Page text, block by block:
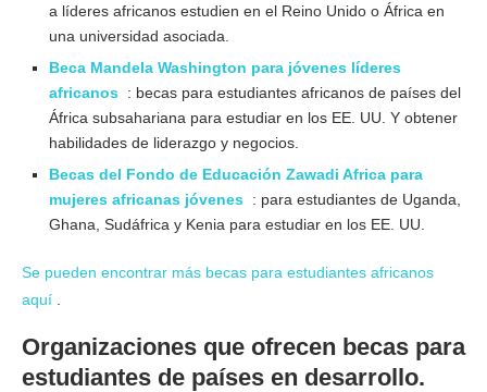
a líderes africanos estudien en el Reino Unido o África en
una universidad asociada.
Beca Mandela Washington para jóvenes líderes
africanos : becas para estudiantes africanos de países del
África subsahariana para estudiar en los EE. UU. Y obtener
habilidades de liderazgo y negocios.
Becas del Fondo de Educación Zawadi Africa para
mujeres africanas jóvenes : para estudiantes de Uganda,
Ghana, Sudáfrica y Kenia para estudiar en los EE. UU.
Se pueden encontrar más becas para estudiantes africanos
aquí
Organizaciones que ofrecen becas para
estudiantes de países en desarrollo.